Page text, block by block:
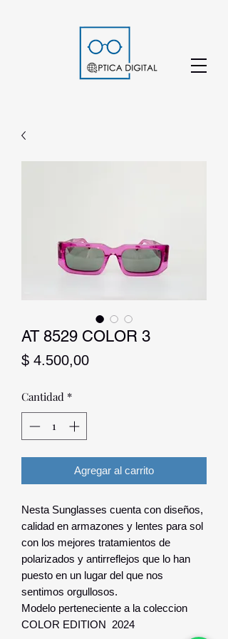
AT 8529 COLOR 3
$ 4.500,00Precio
Cantidad *
Agregar al carrito
Nesta Sunglasses cuenta con diseños,
calidad en armazones y lentes para sol
con los mejores tratamientos de
polarizados y antirreflejos que lo han
puesto en un lugar del que nos
sentimos orgullosos.
Modelo perteneciente a la coleccion
COLOR EDITION 2024